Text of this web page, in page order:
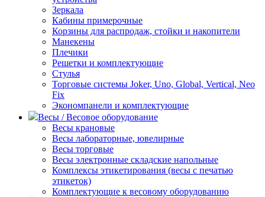
Зеркала
Кабины примерочные
Корзины для распродаж, стойки и накопители
Манекены
Плечики
Решетки и комплектующие
Стулья
Торговые системы Joker, Uno, Global, Vertical, Neo
Fix
Экономпанели и комплектующие
Весы / Весовое оборудование
Весы крановые
Весы лабораторные, ювелирные
Весы торговые
Весы электронные складские напольные
Комплексы этикетирования (весы с печатью
этикеток)
Комплектующие к весовому оборудованию